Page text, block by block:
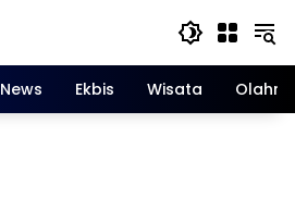
News Ekbis Wisata